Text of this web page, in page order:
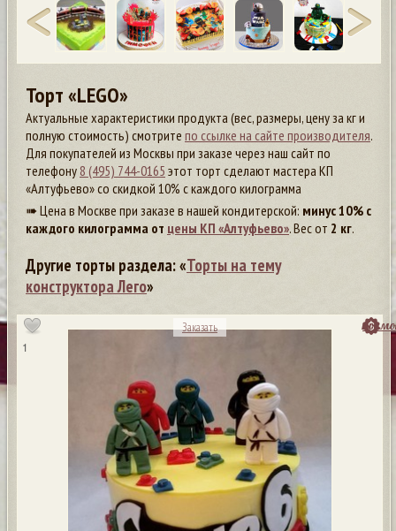
Торт «LEGO»
Актуальные характеристики продукта (вес, размеры, цену за кг и
полную стоимость) смотрите по ссылке на сайте производителя.
Для покупателей из Москвы при заказе через наш сайт по
телефону 8 (495) 744-0165 этот торт сделают мастера КП
«Алтуфьево» со скидкой 10% с каждого килограмма
➠ Цена в Москве при заказе в нашей кондитерской: минус 10% с
каждого килограмма от цены КП «Алтуфьево». Вес от 2 кг.
Другие торты раздела: «Торты на тему
конструктора Лего»
1
Заказать